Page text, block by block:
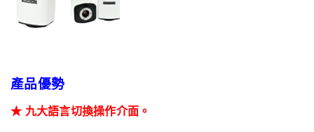
產品優勢
★ 九大語言切換操作介面。